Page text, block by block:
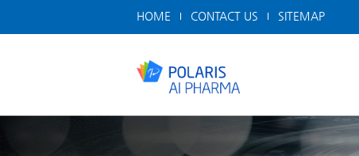
HOME CONTACT US SITEMAP